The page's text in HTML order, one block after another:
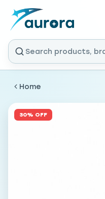
Home
30% OFF